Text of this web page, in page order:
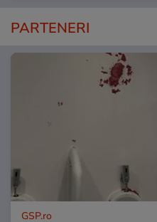
PARTENERI
GSP.ro